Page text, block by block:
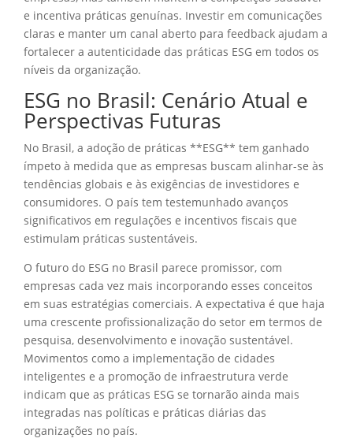
e incentiva práticas genuínas. Investir em comunicações
claras e manter um canal aberto para feedback ajudam a
fortalecer a autenticidade das práticas ESG em todos os
níveis da organização.
ESG no Brasil: Cenário Atual e
Perspectivas Futuras
No Brasil, a adoção de práticas **ESG** tem ganhado
ímpeto à medida que as empresas buscam alinhar-se às
tendências globais e às exigências de investidores e
consumidores. O país tem testemunhado avanços
significativos em regulações e incentivos fiscais que
estimulam práticas sustentáveis.
O futuro do ESG no Brasil parece promissor, com
empresas cada vez mais incorporando esses conceitos
em suas estratégias comerciais. A expectativa é que haja
uma crescente profissionalização do setor em termos de
pesquisa, desenvolvimento e inovação sustentável.
Movimentos como a implementação de cidades
inteligentes e a promoção de infraestrutura verde
indicam que as práticas ESG se tornarão ainda mais
integradas nas políticas e práticas diárias das
organizações no país.